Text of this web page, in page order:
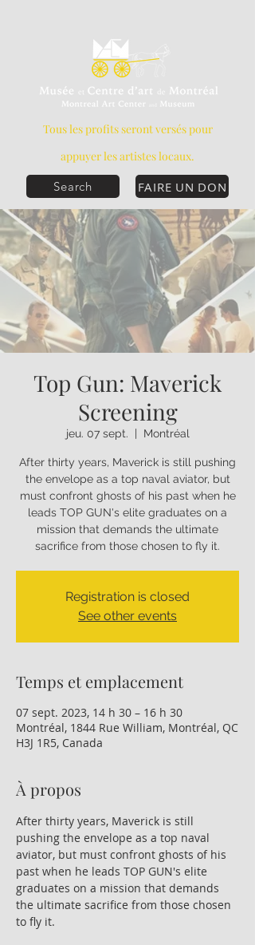
FAIRE UN DON
Tous les profits seront versés pour
appuyer les artistes locaux.
Search
Top Gun: Maverick
Screening
jeu. 07 sept. Montréal
After thirty years, Maverick is still pushing
the envelope as a top naval aviator, but
must confront ghosts of his past when he
leads TOP GUN's elite graduates on a
mission that demands the ultimate
sacrifice from those chosen to fly it.
Registration is closed
See other events
Temps et emplacement
07 sept. 2023, 14 h 30 – 16 h 30
Montréal, 1844 Rue William, Montréal, QC
H3J 1R5, Canada
À propos
After thirty years, Maverick is still
pushing the envelope as a top naval
aviator, but must confront ghosts of his
past when he leads TOP GUN's elite
graduates on a mission that demands
the ultimate sacrifice from those chosen
to fly it.